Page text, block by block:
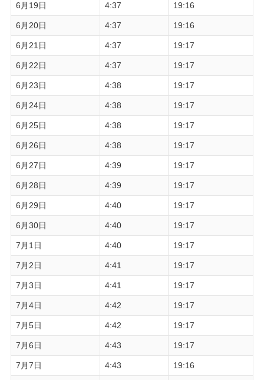
6月19日 4:37 19:16
6月20日 4:37 19:16
6月21日 4:37 19:17
6月22日 4:37 19:17
6月23日 4:38 19:17
6月24日 4:38 19:17
6月25日 4:38 19:17
6月26日 4:38 19:17
6月27日 4:39 19:17
6月28日 4:39 19:17
6月29日 4:40 19:17
6月30日 4:40 19:17
7月1日 4:40 19:17
7月2日 4:41 19:17
7月3日 4:41 19:17
7月4日 4:42 19:17
7月5日 4:42 19:17
7月6日 4:43 19:17
7月7日 4:43 19:16